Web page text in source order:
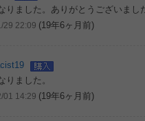
りました。ありがとうございまし
29 22:09 (19年6ヶ月前)
りました。
01 14:29 (19年6ヶ月前)